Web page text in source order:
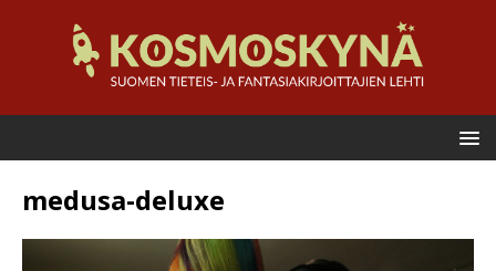
medusa-deluxe